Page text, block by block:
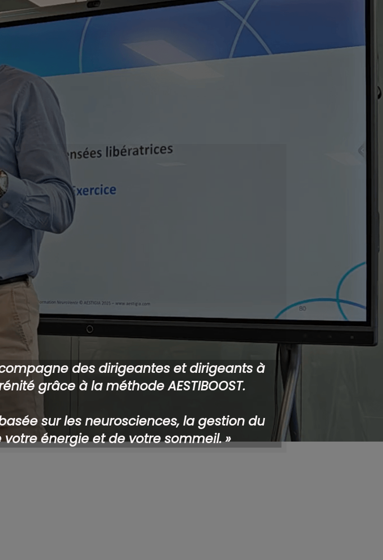
des dirigeantes et dirigeants à
grâce à la méthode AESTIBOOST.
sur les neurosciences, la gestion du
énergie et de votre sommeil. »